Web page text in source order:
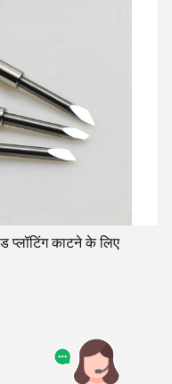
प्लॉटिंग काटने के लिए